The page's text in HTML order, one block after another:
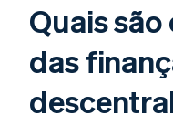
Quais
das